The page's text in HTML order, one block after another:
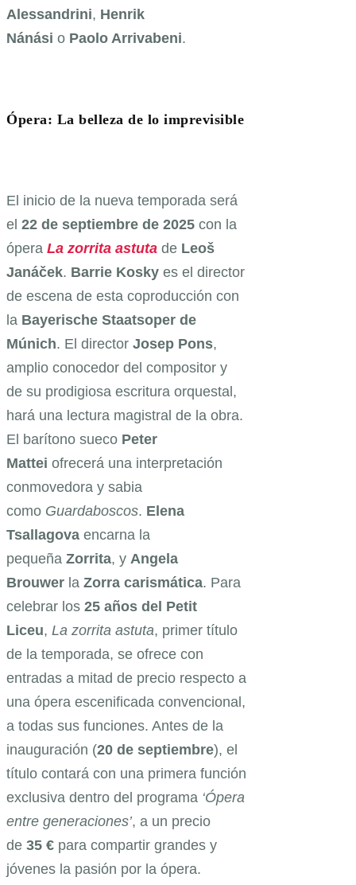
Alessandrini, Henrik
Nánási o Paolo Arrivabeni.
Ópera: La belleza de lo imprevisible
El inicio de la nueva temporada será
el 22 de septiembre de 2025 con la
ópera La zorrita astuta de Leoš
Janáček. Barrie Kosky es el director
de escena de esta coproducción con
la Bayerische Staatsoper de
Múnich. El director Josep Pons,
amplio conocedor del compositor y
de su prodigiosa escritura orquestal,
hará una lectura magistral de la obra.
El barítono sueco Peter
Mattei ofrecerá una interpretación
conmovedora y sabia
como Guardaboscos. Elena
Tsallagova encarna la
pequeña Zorrita, y Angela
Brouwer la Zorra carismática. Para
celebrar los 25 años del Petit
Liceu, La zorrita astuta, primer título
de la temporada, se ofrece con
entradas a mitad de precio respecto a
una ópera escenificada convencional,
a todas sus funciones. Antes de la
inauguración (20 de septiembre), el
título contará con una primera función
exclusiva dentro del programa ‘Ópera
entre generaciones’, a un precio
de 35 € para compartir grandes y
jóvenes la pasión por la ópera.